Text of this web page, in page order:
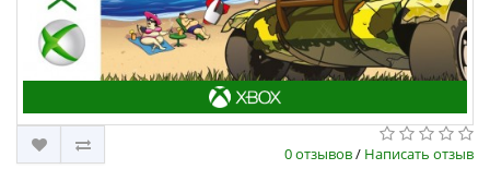
0 отзывов/ Написать отзыв